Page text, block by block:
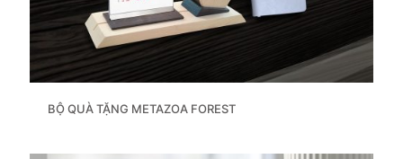
BỘ QUÀ TẶNG METAZOA FOREST